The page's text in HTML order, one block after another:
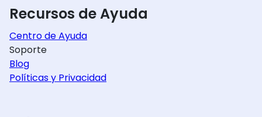
Recursos de Ayuda
Centro de Ayuda
Soporte
Blog
Políticas y Privacidad